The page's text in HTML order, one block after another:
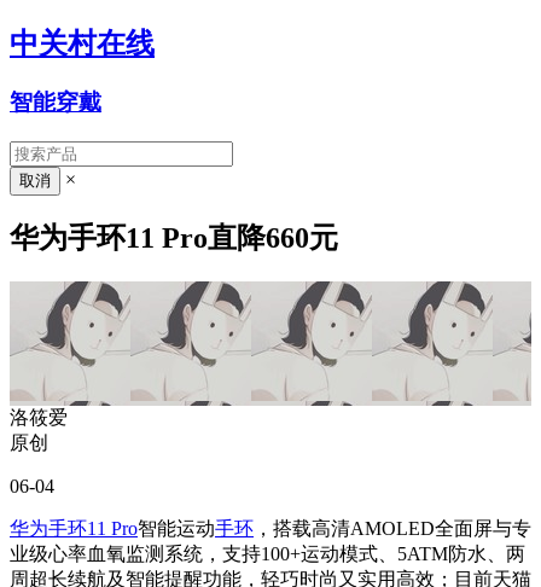
中关村在线
智能穿戴
×
华为手环11 Pro直降660元
洛筱爱
原创
06-04
华为手环11 Pro智能运动手环 ，搭载高清AMOLED全面屏与专
业级心率血氧监测系统，支持100+运动模式、5ATM防水、两
周超长续航及智能提醒功能，轻巧时尚又实用高效；目前天猫